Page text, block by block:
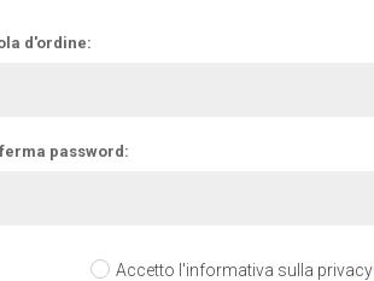
d'ordine:
password:
Accetto l'informativa sulla privacy